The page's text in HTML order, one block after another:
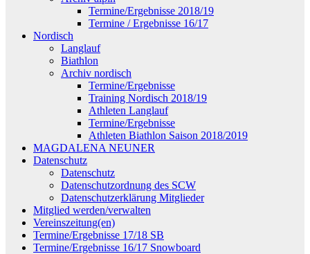
Termine/Ergebnisse 2018/19
Termine / Ergebnisse 16/17
Nordisch
Langlauf
Biathlon
Archiv nordisch
Termine/Ergebnisse
Training Nordisch 2018/19
Athleten Langlauf
Termine/Ergebnisse
Athleten Biathlon Saison 2018/2019
MAGDALENA NEUNER
Datenschutz
Datenschutz
Datenschutzordnung des SCW
Datenschutzerklärung Mitglieder
Mitglied werden/verwalten
Vereinszeitung(en)
Termine/Ergebnisse 17/18 SB
Termine/Ergebnisse 16/17 Snowboard